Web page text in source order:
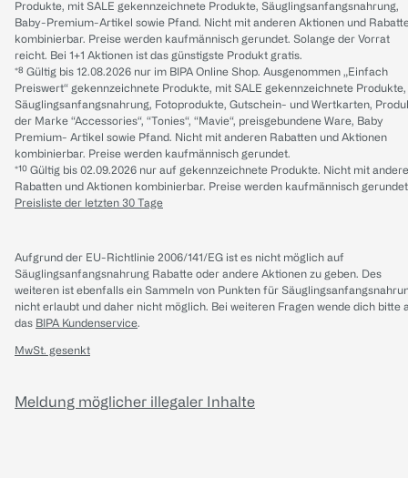
Produkte, mit SALE gekennzeichnete Produkte, Säuglingsanfangsnahrung,
Baby-Premium-Artikel sowie Pfand. Nicht mit anderen Aktionen und
kombinierbar. Preise werden kaufmännisch gerundet. Solange der Vorrat
reicht. Bei 1+1 Aktionen ist das günstigste Produkt gratis.
*⁸ Gültig bis 12.08.2026 nur im BIPA Online Shop. Ausgenommen „Einfach
Preiswert“ gekennzeichnete Produkte, mit SALE gekennzeichnete Produkte,
Säuglingsanfangsnahrung, Fotoprodukte, Gutschein- und Wertkarten,
der Marke “Accessories“, “Tonies“, “Mavie“, preisgebundene Ware, Baby
Premium- Artikel sowie Pfand. Nicht mit anderen Rabatten und Aktionen
kombinierbar. Preise werden kaufmännisch gerundet.
*¹⁰ Gültig bis 02.09.2026 nur auf gekennzeichnete Produkte. Nicht mit
Rabatten und Aktionen kombinierbar. Preise werden kaufmännisch
Preisliste der letzten 30 Tage
Aufgrund der EU-Richtlinie 2006/141/EG ist es nicht möglich auf
Säuglingsanfangsnahrung Rabatte oder andere Aktionen zu geben. Des
weiteren ist ebenfalls ein Sammeln von Punkten für
nicht erlaubt und daher nicht möglich. Bei weiteren Fragen wende dich bitte
das BIPA Kundenservice.
MwSt. gesenkt
Meldung möglicher illegaler Inhalte